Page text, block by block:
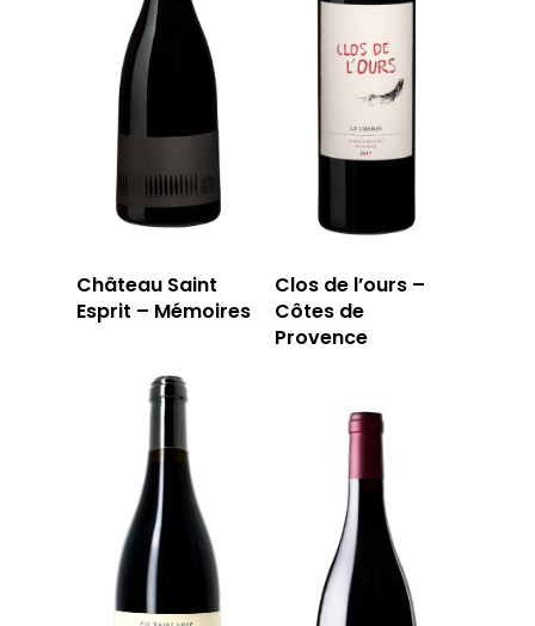
Château Saint
Esprit – Mémoires
Clos de l’ours –
Côtes de
Provence